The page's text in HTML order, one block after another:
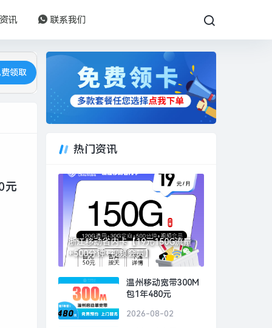
讯 联系我们
领取
元
热门资讯
浙江移动省内卡【19元150G流量
+500分钟+视频会员】
温州移动宽带300M
包1年480元
2026-08-02